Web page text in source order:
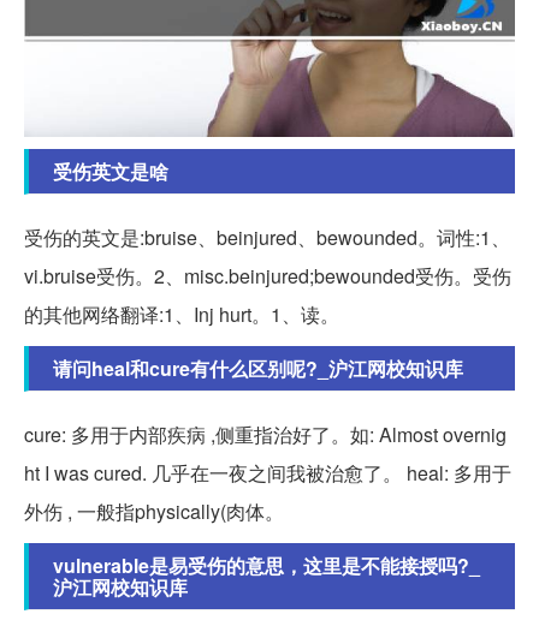
受伤英文是啥
受伤的英文是:bruise、beinjured、bewounded。词性:1、
vi.bruise受伤。2、misc.beinjured;bewounded受伤。受伤
的其他网络翻译:1、Inj hurt。1、读。
请问heal和cure有什么区别呢?_沪江网校知识库
cure: 多用于内部疾病 ,侧重指治好了。如: Almost overnig
ht I was cured. 几乎在一夜之间我被治愈了。 heal: 多用于
外伤 , 一般指physically(肉体。
vulnerable是易受伤的意思，这里是不能接授吗?_
沪江网校知识库